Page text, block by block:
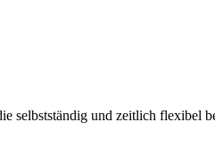
selbstständig und zeitlich flexibel